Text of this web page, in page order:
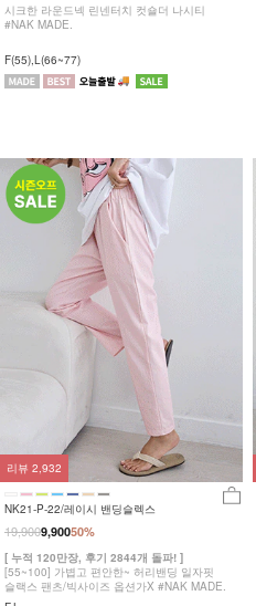
시크한 라운드넥 린넨터치 컷숄더 나시티
#NAK MADE.
F(55),L(66~77)
NK21-P-22/레이시 밴딩슬렉스
50%
19,9009,900
[ 누적 120만장, 후기 2844개 돌파! ]
[55~100] 가볍고 편안한~ 허리밴딩 일자핏
슬랙스 팬츠/빅사이즈 옵션가X #NAK MADE.
리뷰 2,932